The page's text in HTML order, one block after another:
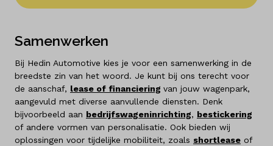
Samenwerken
Bij Hedin Automotive kies je voor een samenwerking in de
breedste zin van het woord. Je kunt bij ons terecht voor
de aanschaf, lease of financiering van jouw wagenpark,
aangevuld met diverse aanvullende diensten. Denk
bijvoorbeeld aan bedrijfswageninrichting, bestickering
of andere vormen van personalisatie. Ook bieden wij
oplossingen voor tijdelijke mobiliteit, zoals shortlease of